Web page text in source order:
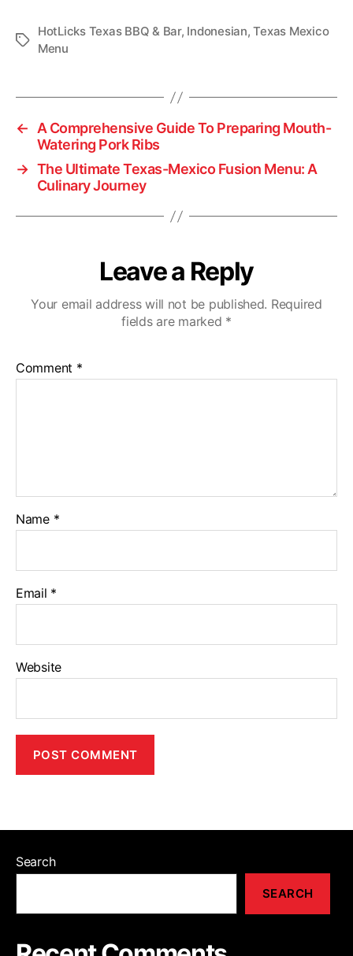
HotLicks Texas BBQ & Bar, Indonesian,Texas Mexico
Menu
←
A Comprehensive Guide To Preparing Mouth-
Watering Pork Ribs
→ The Ultimate Texas-Mexico Fusion Menu: A
Culinary Journey
Leave a Reply
Your email address will not be published. Required
fields are marked *
Comment *
Name *
Email *
Website
Search
SEARCH